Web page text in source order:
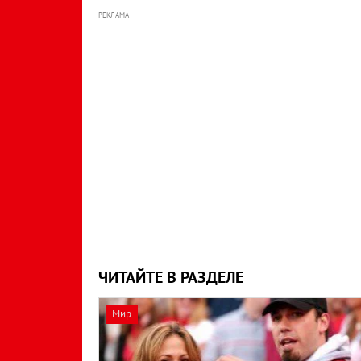
РЕКЛАМА
ЧИТАЙТЕ В РАЗДЕЛЕ
Мир